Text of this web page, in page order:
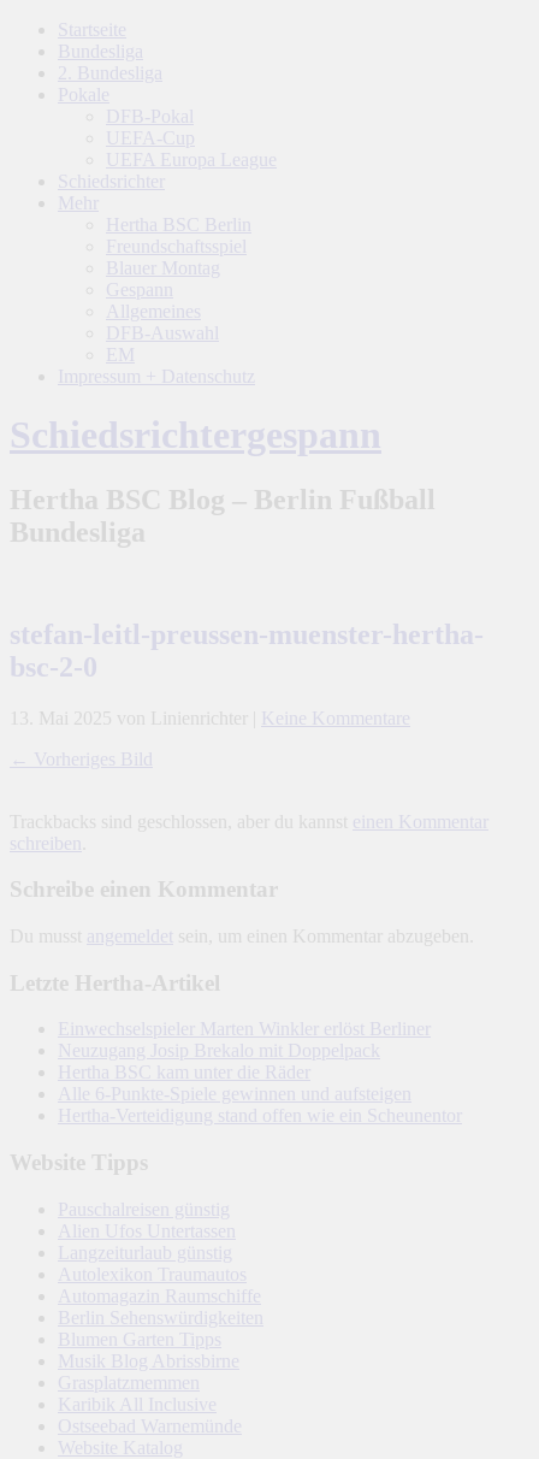
Startseite
Bundesliga
2. Bundesliga
Pokale
DFB-Pokal
UEFA-Cup
UEFA Europa League
Schiedsrichter
Mehr
Hertha BSC Berlin
Freundschaftsspiel
Blauer Montag
Gespann
Allgemeines
DFB-Auswahl
EM
Impressum + Datenschutz
Schiedsrichtergespann
Hertha BSC Blog – Berlin Fußball
Bundesliga
stefan-leitl-preussen-muenster-hertha-
bsc-2-0
13. Mai 2025 von Linienrichter
Keine Kommentare
← Vorheriges Bild
Trackbacks sind geschlossen, aber du kannst einen Kommentar
schreiben
Schreibe einen Kommentar
Du musst angemeldet sein, um einen Kommentar abzugeben.
Letzte Hertha-Artikel
Einwechselspieler Marten Winkler erlöst Berliner
Neuzugang Josip Brekalo mit Doppelpack
Hertha BSC kam unter die Räder
Alle 6-Punkte-Spiele gewinnen und aufsteigen
Hertha-Verteidigung stand offen wie ein Scheunentor
Website Tipps
Pauschalreisen günstig
Alien Ufos Untertassen
Langzeiturlaub günstig
Autolexikon Traumautos
Automagazin Raumschiffe
Berlin Sehenswürdigkeiten
Blumen Garten Tipps
Musik Blog Abrissbirne
Grasplatzmemmen
Karibik All Inclusive
Ostseebad Warnemünde
Website Katalog